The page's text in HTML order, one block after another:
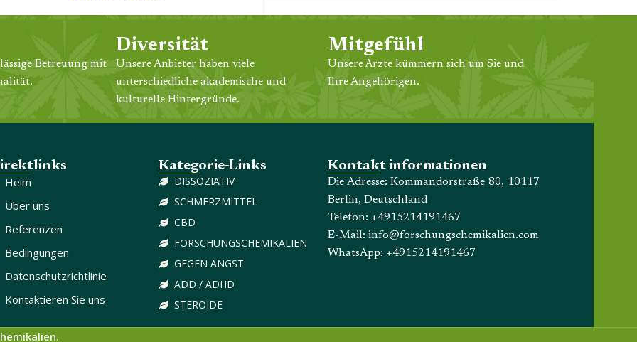
Betreuung mit
Diversität
Unsere Anbieter haben viele
unterschiedliche akademische und
kulturelle Hintergründe.
Mitgefühl
Unsere Ärzte kümmern sich um Sie und
Ihre Angehörigen.
Heim
Über uns
Referenzen
Bedingungen
Datenschutzrichtlinie
Kontaktieren Sie uns
Kategorie-Links
DISSOZIATIV
SCHMERZMITTEL
CBD
FORSCHUNGSCHEMIKALIEN
GEGEN ANGST
ADD / ADHD
STEROIDE
Kontakt informationen
Die Adresse: Kommandorstraße 80, 10117
Berlin, Deutschland
Telefon: +4915214191467
E-Mail: info@forschungschemikalien.com
WhatsApp: +4915214191467
.